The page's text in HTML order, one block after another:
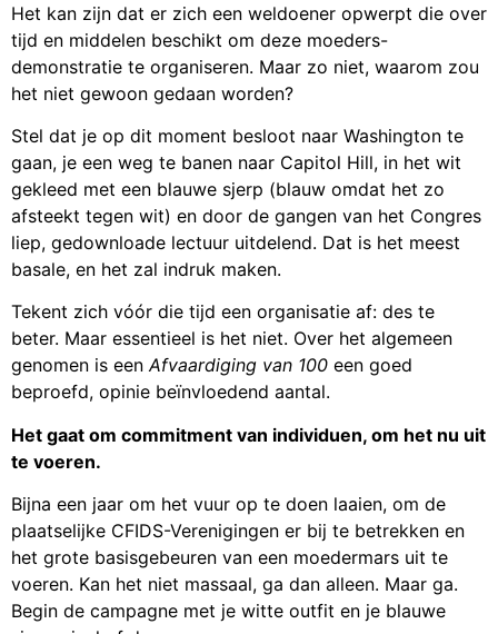
Het kan zijn dat er zich een weldoener opwerpt die over
tijd en middelen beschikt om deze moeders-
demonstratie te organiseren. Maar zo niet, waarom zou
het niet gewoon gedaan worden?
Stel dat je op dit moment besloot naar Washington te
gaan, je een weg te banen naar Capitol Hill, in het wit
gekleed met een blauwe sjerp (blauw omdat het zo
afsteekt tegen wit) en door de gangen van het Congres
liep, gedownloade lectuur uitdelend. Dat is het meest
basale, en het zal indruk maken.
Tekent zich vóór die tijd een organisatie af: des te
beter. Maar essentieel is het niet. Over het algemeen
genomen is eenAfvaardiging van 100 een goed
beproefd, opinie beïnvloedend aantal.
Het gaat om commitment van individuen, om het nu uit
te voeren.
Bijna een jaar om het vuur op te doen laaien, om de
plaatselijke CFIDS-Verenigingen er bij te betrekken en
het grote basisgebeuren van een moedermars uit te
voeren. Kan het niet massaal, ga dan alleen. Maar ga.
Begin de campagne met je witte outfit en je blauwe